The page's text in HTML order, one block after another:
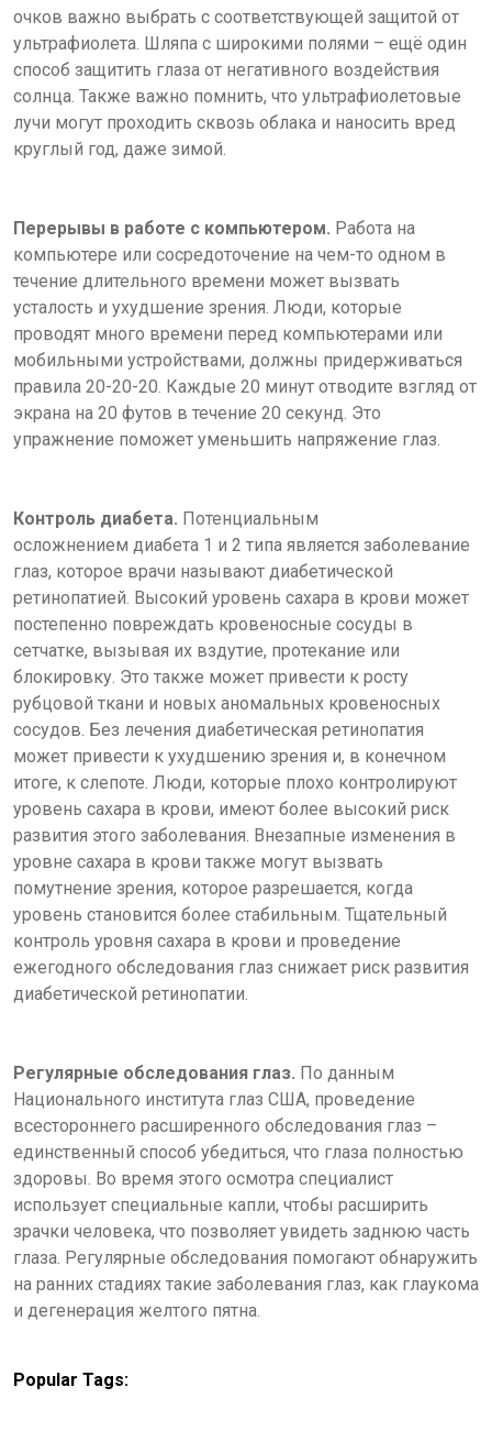
очков важно выбрать с соответствующей защитой от
ультрафиолета. Шляпа с широкими полями – ещё один
способ защитить глаза от негативного воздействия
солнца. Также важно помнить, что ультрафиолетовые
лучи могут проходить сквозь облака и наносить вред
круглый год, даже зимой.
Перерывы в работе с компьютером. Работа на
компьютере или сосредоточение на чем-то одном в
течение длительного времени может вызвать
усталость и ухудшение зрения. Люди, которые
проводят много времени перед компьютерами или
мобильными устройствами, должны придерживаться
правила 20-20-20. Каждые 20 минут отводите взгляд от
экрана на 20 футов в течение 20 секунд. Это
упражнение поможет уменьшить напряжение глаз.
Контроль диабета. Потенциальным
осложнением диабета 1 и 2 типа является заболевание
глаз, которое врачи называют диабетической
ретинопатией. Высокий уровень сахара в крови может
постепенно повреждать кровеносные сосуды в
сетчатке, вызывая их вздутие, протекание или
блокировку. Это также может привести к росту
рубцовой ткани и новых аномальных кровеносных
сосудов. Без лечения диабетическая ретинопатия
может привести к ухудшению зрения и, в конечном
итоге, к слепоте. Люди, которые плохо контролируют
уровень сахара в крови, имеют более высокий риск
развития этого заболевания. Внезапные изменения в
уровне сахара в крови также могут вызвать
помутнение зрения, которое разрешается, когда
уровень становится более стабильным. Тщательный
контроль уровня сахара в крови и проведение
ежегодного обследования глаз снижает риск развития
диабетической ретинопатии.
Регулярные обследования глаз. По данным
Национального института глаз США, проведение
всестороннего расширенного обследования глаз –
единственный способ убедиться, что глаза полностью
здоровы. Во время этого осмотра специалист
использует специальные капли, чтобы расширить
зрачки человека, что позволяет увидеть заднюю часть
глаза. Регулярные обследования помогают обнаружить
на ранних стадиях такие заболевания глаз, как глаукома
и дегенерация желтого пятна.
Popular Tags: